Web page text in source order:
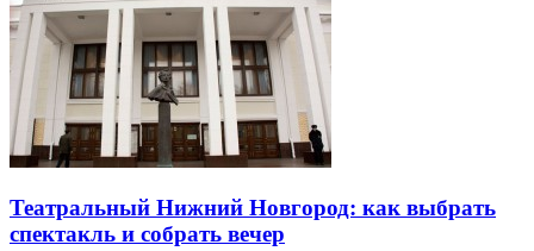
Театральный Нижний Новгород: как выбрать
спектакль и собрать вечер